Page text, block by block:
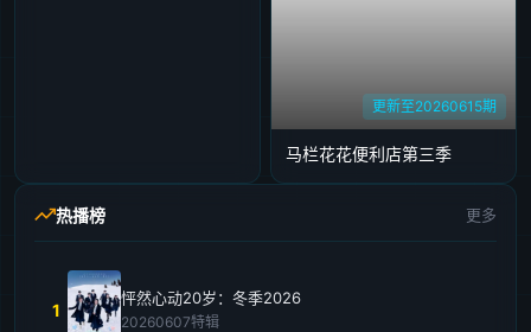
更新至20260615期
马栏花花便利店第三季
热播榜 更多
1
怦然心动20岁：冬季2026
20260607特辑